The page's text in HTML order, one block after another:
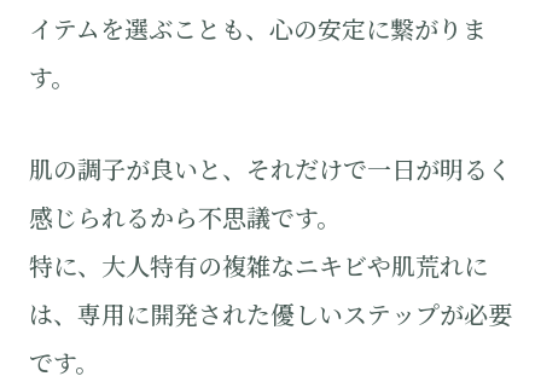
イテムを選ぶことも、心の安定に繋がりま
す。
肌の調子が良いと、それだけで一日が明るく
感じられるから不思議です。
特に、大人特有の複雑なニキビや肌荒れに
は、専用に開発された優しいステップが必要
です。